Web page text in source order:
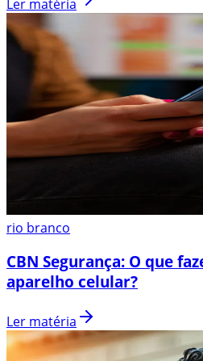
Ler matéria
rio branco
CBN Segurança: O que
aparelho celular?
Ler matéria